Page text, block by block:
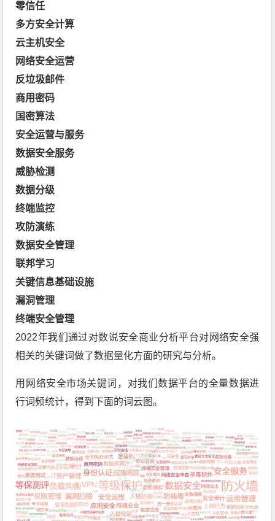
零信任
多方安全计算
云主机安全
网络安全运营
反垃圾邮件
商用密码
国密算法
安全运营与服务
数据安全服务
威胁检测
数据分级
终端监控
攻防演练
数据安全管理
联邦学习
关键信息基础设施
漏洞管理
终端安全管理
2022年我们通过对数说安全商业分析平台对网络安全强
相关的关键词做了数据量化方面的研究与分析。
用网络安全市场关键词，对我们数据平台的全量数据进
行词频统计，得到下面的词云图。